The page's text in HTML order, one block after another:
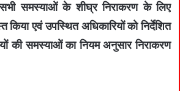
समस्याओं के शीघ्र निराकरण के लिए
किया एवं उपस्थित अधिकारियों को निर्देशित
की समस्याओं का नियम अनुसार निराकरण